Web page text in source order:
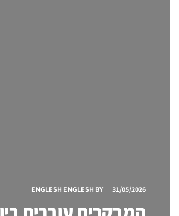
31/05/2026
BY
ENGLESH ENGLESH